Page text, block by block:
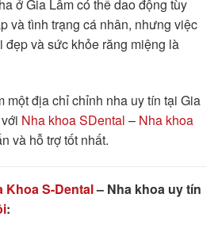
ở Gia Lâm có thể dao động tùy
và tình trạng cá nhân, nhưng việc
đẹp và sức khỏe răng miệng là
một địa chỉ chỉnh nha uy tín tại Gia
Nha khoa SDental – Nha khoa
và hỗ trợ tốt nhất.
Khoa S-Dental– Nha khoa uy tín
: